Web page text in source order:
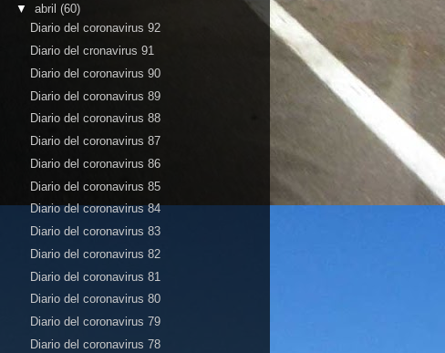
▼ abril (60)
Diario del coronavirus 92
Diario del cronavirus 91
Diario del coronavirus 90
Diario del coronavirus 89
Diario del coronavirus 88
Diario del coronavirus 87
Diario del coronavirus 86
Diario del coronavirus 85
Diario del coronavirus 84
Diario del coronavirus 83
Diario del coronavirus 82
Diario del coronavirus 81
Diario del coronavirus 80
Diario del coronavirus 79
Diario del coronavirus 78